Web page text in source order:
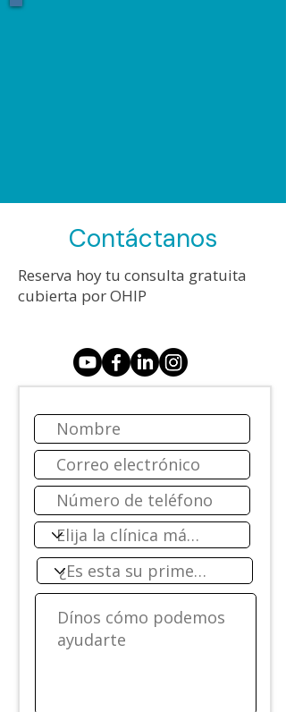
Contáctanos
Reserva hoy tu consulta gratuita
cubierta por OHIP